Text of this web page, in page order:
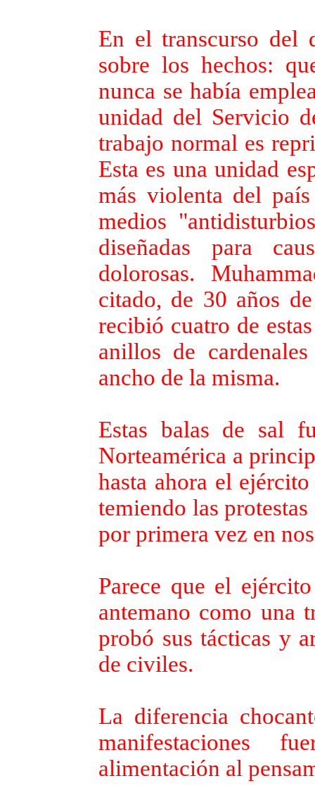
En el transcurso del
sobre los hechos:
nunca se había
unidad del Servicio
trabajo normal es
Esta es una unidad
más violenta del
medios
diseñadas para
dolorosas.
citado, de 30 años
recibió cuatro de
anillos de
ancho de la misma.
Estas balas de sal
Norteamérica a
hasta ahora el
temiendo las
por primera vez en
Parece que el
antemano como una
probó sus tácticas y
de civiles.
La diferencia
manifestaciones
alimentación al